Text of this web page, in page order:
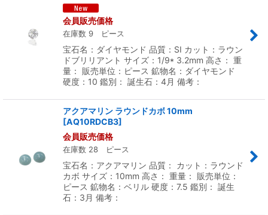
会員販売価格
在庫数 9 ピース
宝石名：ダイヤモンド 品質：SI カット：ラウン
ドブリリアント サイズ：1/9* 3.2mm 高さ： 重
量： 販売単位：ピース 鉱物名：ダイヤモンド
硬度：10 鑑別： 誕生石：4月 備考：
アクアマリン ラウンドカボ 10mm
[AQ10RDCB3]
会員販売価格
在庫数 28 ピース
宝石名：アクアマリン 品質： カット：ラウンド
カボ サイズ：10mm 高さ： 重量： 販売単位：
ピース 鉱物名：ベリル 硬度：7.5 鑑別： 誕生
石：3月 備考：